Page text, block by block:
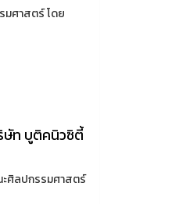
มศาสตร์ โดย
ษัท บูติคนิวซิตี้
ะศิลปกรรมศาสตร์